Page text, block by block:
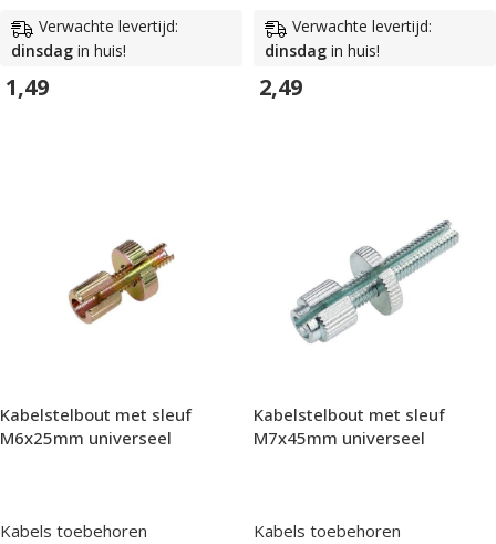
Verwachte levertijd:
dinsdag in huis!
1,49
Verwachte levertijd:
dinsdag in huis!
2,49
Kabelstelbout met sleuf
M6x25mm universeel
Kabels toebehoren
Kabelstelbout met sleuf
M7x45mm universeel
Kabels toebehoren